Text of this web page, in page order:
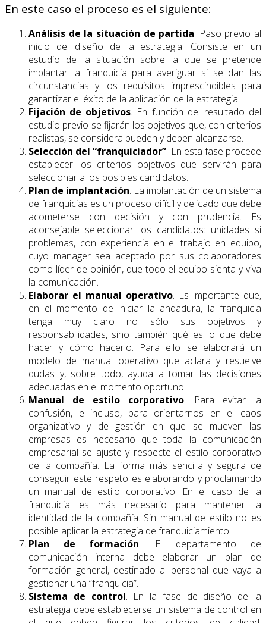
En este caso el proceso es el siguiente:
Análisis de la situación de partida. Paso previo al
inicio del diseño de la estrategia. Consiste en un
estudio de la situación sobre la que se pretende
implantar la franquicia para averiguar si se dan las
circunstancias y los requisitos imprescindibles para
garantizar el éxito de la aplicación de la estrategia.
Fijación de objetivos. En función del resultado del
estudio previo se fijarán los objetivos que, con criterios
realistas, se considera pueden y deben alcanzarse.
Selección del “franquiciador”. En esta fase procede
establecer los criterios objetivos que servirán para
seleccionar a los posibles candidatos.
Plan de implantación. La implantación de un sistema
de franquicias es un proceso difícil y delicado que debe
acometerse con decisión y con prudencia. Es
aconsejable seleccionar los candidatos: unidades si
problemas, con experiencia en el trabajo en equipo,
cuyo manager sea aceptado por sus colaboradores
como líder de opinión, que todo el equipo sienta y viva
la comunicación.
Elaborar el manual operativo. Es importante que,
en el momento de iniciar la andadura, la franquicia
tenga muy claro no sólo sus objetivos y
responsabilidades, sino también qué es lo que debe
hacer y cómo hacerlo. Para ello se elaborará un
modelo de manual operativo que aclara y resuelve
dudas y, sobre todo, ayuda a tomar las decisiones
adecuadas en el momento oportuno.
Manual de estilo corporativo. Para evitar la
confusión, e incluso, para orientarnos en el caos
organizativo y de gestión en que se mueven las
empresas es necesario que toda la comunicación
empresarial se ajuste y respecte el estilo corporativo
de la compañía. La forma más sencilla y segura de
conseguir este respeto es elaborando y proclamando
un manual de estilo corporativo. En el caso de la
franquicia es más necesario para mantener la
identidad de la compañía. Sin manual de estilo no es
posible aplicar la estrategia de franquiciamiento.
Plan de formación. El departamento de
comunicación interna debe elaborar un plan de
formación general, destinado al personal que vaya a
gestionar una “franquicia”.
Sistema de control. En la fase de diseño de la
estrategia debe establecerse un sistema de control en